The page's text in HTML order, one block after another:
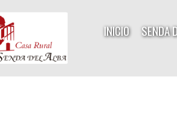
INICIO SENDA